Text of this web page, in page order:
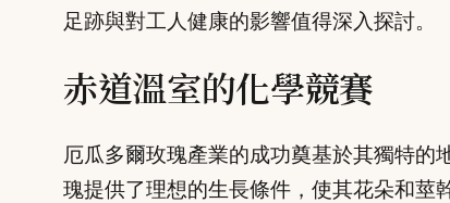
足跡與對工人健康的影響值得深入探討。
赤道溫室的化學競賽
厄瓜多爾玫瑰產業的成功奠基於其獨特
瑰提供了理想的生長條件，使其花朵和莖